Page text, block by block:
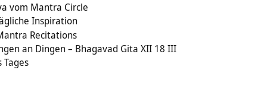
vom Mantra Circle
Inspiration
Recitations
an Dingen – Bhagavad Gita XII 18 III